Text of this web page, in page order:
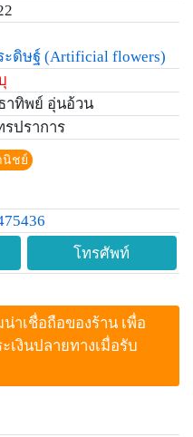
ะดิษฐ์ (Artificial flowers)
ทิพย์ อุ่นอ้วน
รปราการ
นิชย์
โทรศัพท์
าเชื่อถือของร้าน เพื่อ
เงินปลายทางเมื่อรับ